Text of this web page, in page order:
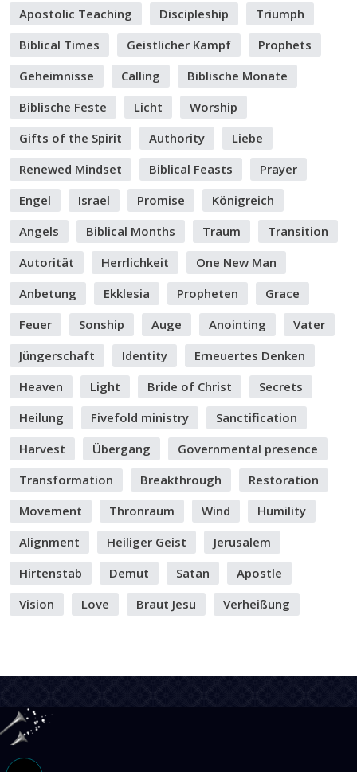
Apostolic Teaching
Discipleship
Triumph
Biblical Times
Geistlicher Kampf
Prophets
Geheimnisse
Calling
Biblische Monate
Biblische Feste
Licht
Worship
Gifts of the Spirit
Authority
Liebe
Renewed Mindset
Biblical Feasts
Prayer
Engel
Israel Promise
Königreich
Angels
Biblical Months Traum
Transition
Autorität
Herrlichkeit
One New Man
Anbetung
Ekklesia Propheten
Grace
Feuer
Sonship Auge Anointing
Vater
Jüngerschaft
Identity
Erneuertes Denken
Heaven
Light Bride of Christ
Secrets
Heilung
Fivefold ministry
Sanctification
Harvest
Übergang
Governmental presence
Transformation
Breakthrough
Restoration
Movement
Thronraum Wind
Humility
Alignment
Heiliger Geist
Jerusalem
Hirtenstab
Demut Satan
Apostle
Vision
Love Braut Jesu Verheißung